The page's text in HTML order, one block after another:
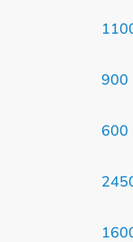
900
600